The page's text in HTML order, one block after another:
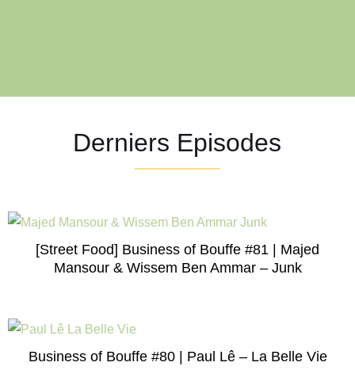
Derniers Episodes
[Street Food] Business of Bouffe #81 | Majed
Mansour & Wissem Ben Ammar – Junk
Business of Bouffe #80 | Paul Lê – La Belle Vie